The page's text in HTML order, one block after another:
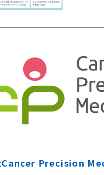
Cancer Precision